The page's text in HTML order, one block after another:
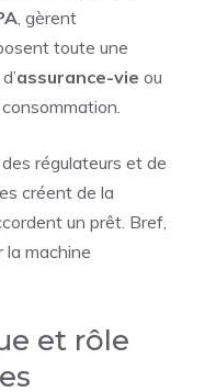
, gèrent
toute une
assurance-vie ou
régulateurs et de
créent de la
un prêt. Bref,
machine
et rôle